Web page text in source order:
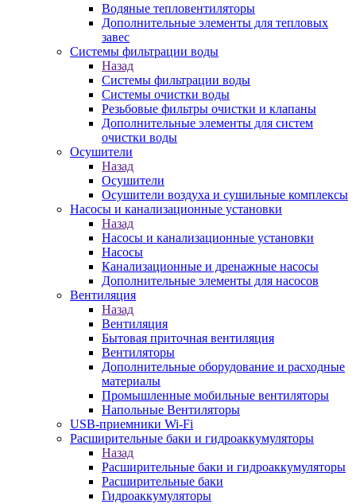
Водяные тепловентиляторы
Дополнительные элементы для тепловых
завес
Системы фильтрации воды
Назад
Системы фильтрации воды
Системы очистки воды
Резьбовые фильтры очистки и клапаны
Дополнительные элементы для систем
очистки воды
Осушители
Назад
Осушители
Осушители воздуха и сушильные комплексы
Насосы и канализационные установки
Назад
Насосы и канализационные установки
Насосы
Канализационные и дренажные насосы
Дополнительные элементы для насосов
Вентиляция
Назад
Вентиляция
Бытовая приточная вентиляция
Вентиляторы
Дополнительные оборудование и расходные
материалы
Промышленные мобильные вентиляторы
Напольные Вентиляторы
USB-приемники Wi-Fi
Расширительные баки и гидроаккумуляторы
Назад
Расширительные баки и гидроаккумуляторы
Расширительные баки
Гидроаккумуляторы